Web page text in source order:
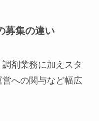
募集の違い
剤業務に加えスタ
への関与など幅広